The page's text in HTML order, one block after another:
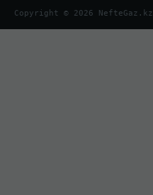
Copyright © 2026 NefteGaz.kz